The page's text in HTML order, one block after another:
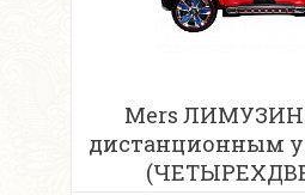
Mers ЛИМУЗИН
дистанционным